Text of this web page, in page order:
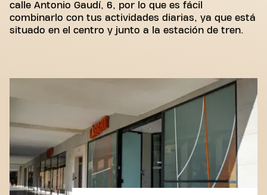
calle Antonio Gaudí, 6, por lo que es fácil
combinarlo con tus actividades diarias, ya que está
situado en el centro y junto a la estación de tren.